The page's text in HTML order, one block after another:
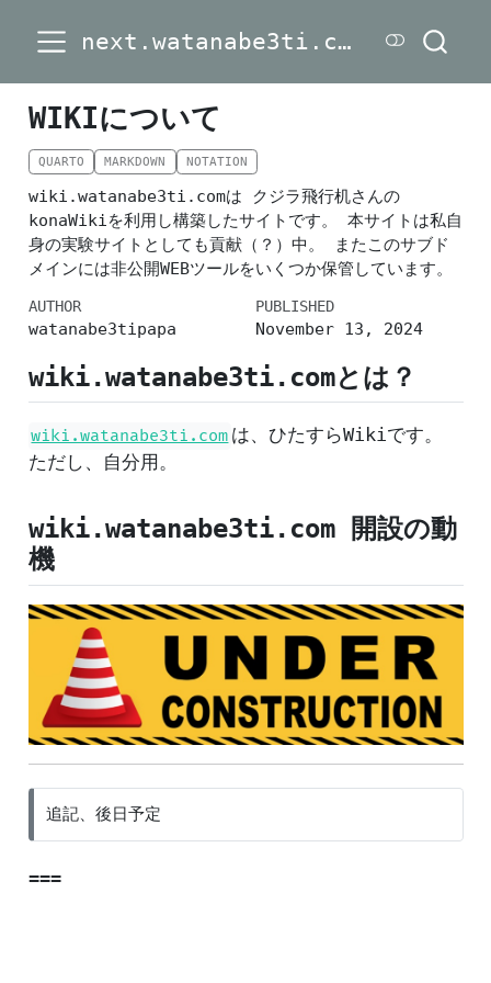
next.watanabe3ti.com
WIKIについて
QUARTO MARKDOWN NOTATION
wiki.watanabe3ti.comは クジラ飛行机さんの
konaWikiを利用し構築したサイトです。 本サイトは私自
身の実験サイトとしても貢献（？）中。 またこのサブド
メインには非公開WEBツールをいくつか保管しています。
AUTHOR
watanabe3tipapa
PUBLISHED
November 13, 2024
wiki.watanabe3ti.comとは？
wiki.watanabe3ti.com は、ひたすらWikiです。
ただし、自分用。
wiki.watanabe3ti.com 開設の動
機
追記、後日予定
===